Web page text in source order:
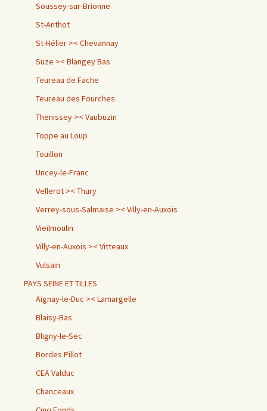
Soussey-sur-Brionne
St-Anthot
St-Hélier >< Chevannay
Suze >< Blangey Bas
Teureau de Fache
Teureau des Fourches
Thenissey >< Vaubuzin
Toppe au Loup
Touillon
Uncey-le-Franc
Vellerot >< Thury
Verrey-sous-Salmaise >< Villy-en-Auxois
Vieilmoulin
Villy-en-Auxois >< Vitteaux
Vulsain
PAYS SEINE ET TILLES
Aignay-le-Duc >< Lamargelle
Blaisy-Bas
Bligny-le-Sec
Bordes Pillot
CEA Valduc
Chanceaux